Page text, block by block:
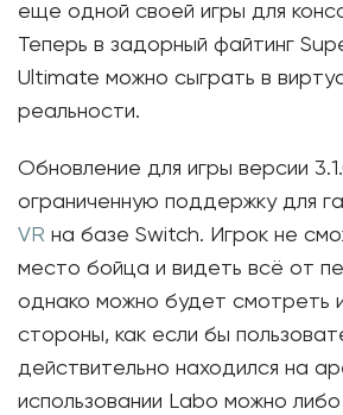
еще одной своей игры для
Теперь в задорный файтинг
Ultimate можно сыграть в
реальности.
Обновление для игры версии
ограниченную поддержку для
VR на базе Switch. Игрок не
место бойца и видеть всё от
однако можно будет смотреть
стороны, как если бы
действительно находился на
использовании Labo можно